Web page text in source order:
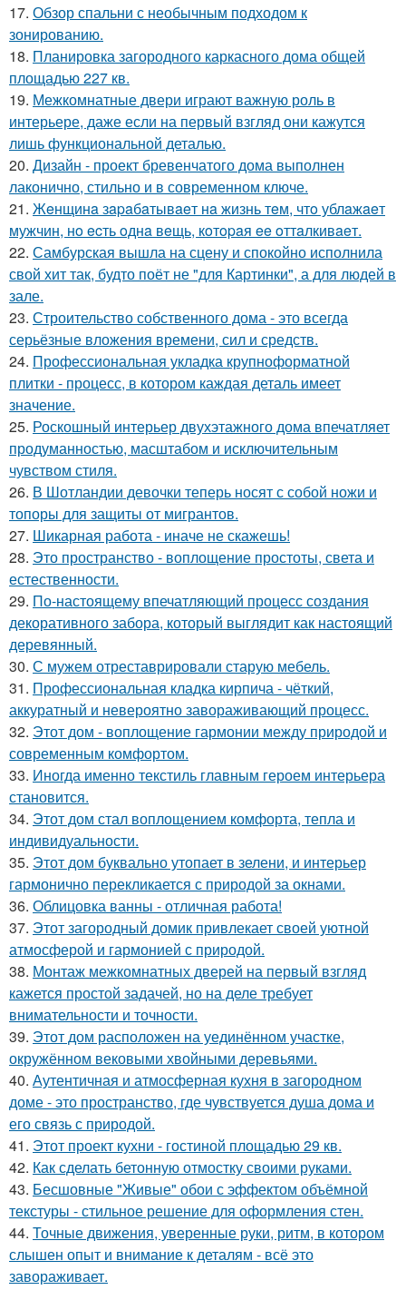
17. Обзор спальни с необычным подходом к
зонированию.
18. Планировка загородного каркасного дома общей
площадью 227 кв.
19. Межкомнатные двери играют важную роль в
интерьере, даже если на первый взгляд они кажутся
лишь функциональной деталью.
20. Дизайн - проект бревенчатого дома выполнен
лаконично, стильно и в современном ключе.
21. Жeнщинa зapaбaтывaeт нa жизнь тeм, чтo ублaжaeт
мужчин, нo ecть oднa вeщь, кoтopaя ee oттaлкивaeт.
22. Самбурская вышла на сцену и спокойно исполнила
свой хит так, будто поёт не "для Картинки", а для людей в
зале.
23. Строительство собственного дома - это всегда
серьёзные вложения времени, сил и средств.
24. Профессиональная укладка крупноформатной
плитки - процесс, в котором каждая деталь имеет
значение.
25. Роскошный интерьер двухэтажного дома впечатляет
продуманностью, масштабом и исключительным
чувством стиля.
26. В Шотландии девочки теперь носят с собой ножи и
топоры для защиты от мигрантов.
27. Шикарная работа - иначе не скажешь!
28. Это пространство - воплощение простоты, света и
естественности.
29. По-настоящему впечатляющий процесс создания
декоративного забора, который выглядит как настоящий
деревянный.
30. С мужем отреставрировали старую мебель.
31. Профессиональная кладка кирпича - чёткий,
аккуратный и невероятно завораживающий процесс.
32. Этот дом - воплощение гармонии между природой и
современным комфортом.
33. Иногда именно текстиль главным героем интерьера
становится.
34. Этот дом стал воплощением комфорта, тепла и
индивидуальности.
35. Этот дом буквально утопает в зелени, и интерьер
гармонично перекликается с природой за окнами.
36. Облицовка ванны - отличная работа!
37. Этот загородный домик привлекает своей уютной
атмосферой и гармонией с природой.
38. Монтаж межкомнатных дверей на первый взгляд
кажется простой задачей, но на деле требует
внимательности и точности.
39. Этот дом расположен на уединённом участке,
окружённом вековыми хвойными деревьями.
40. Аутентичная и атмосферная кухня в загородном
доме - это пространство, где чувствуется душа дома и
его связь с природой.
41. Этот проект кухни - гостиной площадью 29 кв.
42. Как сделать бетонную отмостку своими руками.
43. Бесшовные "Живые" обои с эффектом объёмной
текстуры - стильное решение для оформления стен.
44. Точные движения, уверенные руки, ритм, в котором
слышен опыт и внимание к деталям - всё это
завораживает.